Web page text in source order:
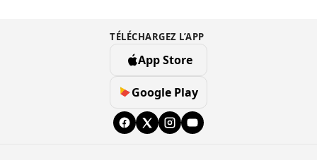
TÉLÉCHARGEZ L’APP
App Store
Google Play